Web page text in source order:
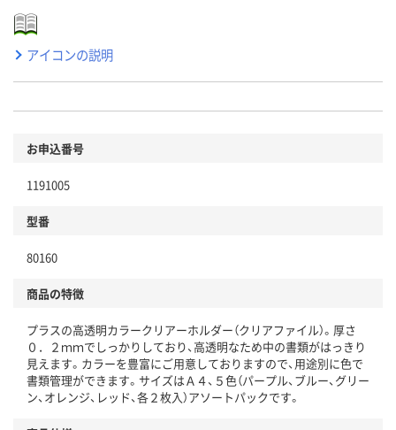
アイコンの説明
お申込番号
1191005
型番
80160
商品の特徴
プラスの高透明カラークリアーホルダー（クリアファイル）。厚さ
０．２ｍｍでしっかりしており、高透明なため中の書類がはっきり
見えます。カラーを豊富にご用意しておりますので、用途別に色で
書類管理ができます。サイズはＡ４、５色（パープル、ブルー、グリー
ン、オレンジ、レッド、各２枚入）アソートパックです。